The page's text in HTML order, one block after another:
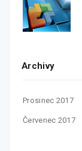
Archivy
Prosinec 2017
Červenec 2017